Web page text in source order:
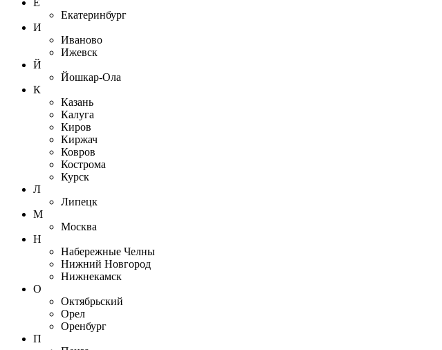
Е
Екатеринбург
И
Иваново
Ижевск
Й
Йошкар-Ола
К
Казань
Калуга
Киров
Киржач
Ковров
Кострома
Курск
Л
Липецк
М
Москва
Н
Набережные Челны
Нижний Новгород
Нижнекамск
О
Октябрьский
Орел
Оренбург
П